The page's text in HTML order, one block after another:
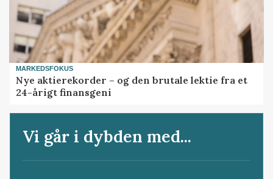
MARKEDSFOKUS
Nye aktierekorder – og den brutale lektie fra et
24-årigt finansgeni
Vi går i dybden med...